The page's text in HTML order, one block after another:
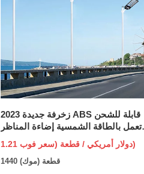
2023 زخرفة جديدة ABS قابلة للشحن
تعمل بالطاقة الشمسية إضاءة المناظر
LED ضوء حصة الماس في الهواء الطلق
IP65 مقاوم للماء ضوء المسار الشمسي
1.21 دولار أمريكي / قطعة (سعر فوب)
1440 قطعة (موك)